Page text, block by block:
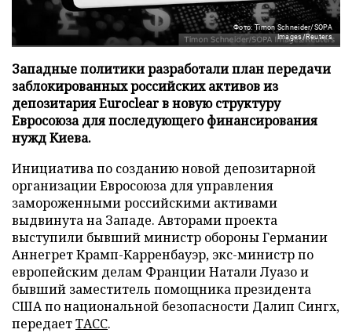
Фото: Timon Schneider/SOPA
Images/Reuters
Западные политики разработали план передачи
заблокированных российских активов из
депозитария Euroclear в новую структуру
Евросоюза для последующего финансирования
нужд Киева.
Инициатива по созданию новой депозитарной
организации Евросоюза для управления
замороженными российскими активами
выдвинута на Западе. Авторами проекта
выступили бывший министр обороны Германии
Аннегрет Крамп-Карренбауэр, экс-министр по
европейским делам Франции Натали Луазо и
бывший заместитель помощника президента
США по национальной безопасности Далип Сингх,
передаетТАСС.